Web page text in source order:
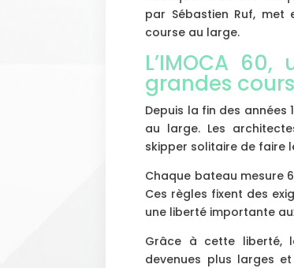
par Sébastien Ruf, met
course au large.
L’IMOCA
grandes
Depuis la fin des années
au large. Les
skipper solitaire de faire
Chaque bateau mesure
Ces règles fixent des
une liberté importante
Grâce à cette liberté,
devenues plus larges